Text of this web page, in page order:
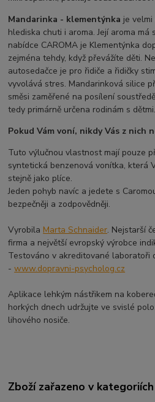
Mandarinka - klementýnka je
hlediska chuti i aroma. Její aroma má
nabídce CAROMA je Klementýnka
zejména tehdy, když převážíte děti.
autosedačce je pro řidiče a řidičky
vyvolává stres. Mandarinková silice
směsi zaměřené na posílení
tedy primárně určena rodinám s dětmi.
Pokud Vám voní, nikdy Vás z nich
Tuto výlučnou vlastnost mají pouze
syntetická benzenová vonítka, která
stejně jako plíce.
Jeden pohyb navíc a jedete s
bezpečněji a zodpovědněji.
Vyrobila Marta Schnaider. Nejstarší
firma a největší evropský výrobce
Testováno v akreditované laboratoři
-www.dopravni-psycholog.cz
Aplikace lehkým nástřikem na
horkých dnech udržujte ve svislé
lihového nosiče.
Zboží zařazeno v kategoriích